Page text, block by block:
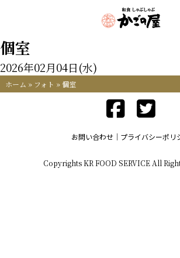
個室
2026年02月04日(水)
ホーム » フォト »個室
お問い合わせ プライバシーポリ
Copyrights KR FOOD SERVICE All